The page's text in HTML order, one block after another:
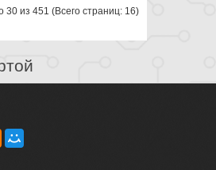
30 из 451 (Всего страниц: 16)